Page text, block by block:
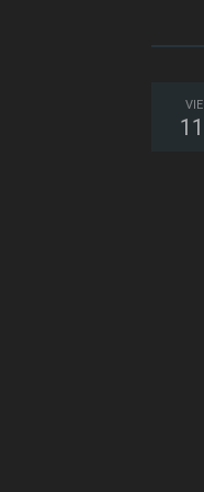
VIE
11